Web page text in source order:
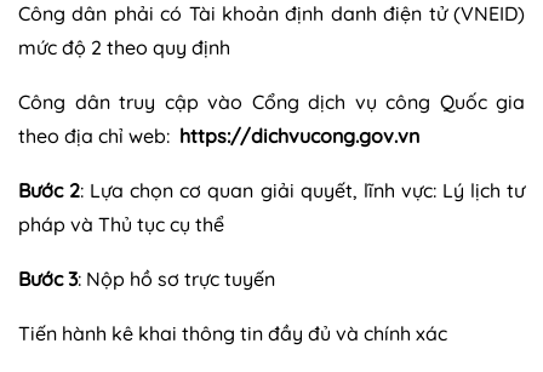
Công dân phải có Tài khoản định danh điện tử (VNEID)
mức độ 2 theo quy định
Công dân truy cập vào Cổng dịch vụ công Quốc gia
theo địa chỉ web: https://dichvucong.gov.vn
Bước 2: Lựa chọn cơ quan giải quyết, lĩnh vực: Lý lịch tư
pháp và Thủ tục cụ thể
Bước 3: Nộp hồ sơ trực tuyến
Tiến hành kê khai thông tin đầy đủ và chính xác